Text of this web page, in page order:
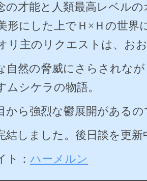
の才能と人類最高レベル
形にした上でＨ×Ｈの世界
リ主のリクエストは、お
自然の脅威にさらされな
ムシケラの物語。
から強烈な鬱展開があるの
しました。後日談を更新
ト：ハーメルン